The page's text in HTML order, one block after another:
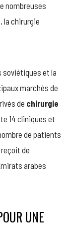
nombreuses
la chirurgie
soviétiques et la
marchés de
de chirurgie
14 cliniques et
de patients
de
arabes
UNE